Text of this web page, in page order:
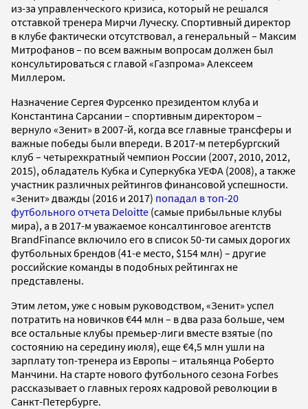
из-за управленческого кризиса, который не решался
отставкой тренера Мирчи Луческу. Спортивный директор
в клубе фактически отсутствовал, а генеральный – Максим
Митрофанов – по всем важным вопросам должен был
консультироваться с главой «Газпрома» Алексеем
Миллером.
Назначение Сергея Фурсенко президентом клуба и
Константина Сарсании – спортивным директором –
вернуло «Зенит» в 2007-й, когда все главные трансферы и
важные победы были впереди. В 2017-м петербургский
клуб – четырехкратный чемпион России (2007, 2010, 2012,
2015), обладатель Кубка и Суперкубка УЕФА (2008), а также
участник различных рейтингов финансовой успешности.
«Зенит» дважды (2016 и 2017) попадал в топ-20
футбольного отчета Deloitte (самые прибыльные клубы
мира), а в 2017-м уважаемое консалтинговое агентств
BrandFinance включило его в список 50-ти самых дорогих
футбольных брендов (41-е место, $154 млн) – другие
российские команды в подобных рейтингах не
представлены.
Этим летом, уже с новым руководством, «Зенит» успел
потратить на новичков €44 млн – в два раза больше, чем
все остальные клубы премьер-лиги вместе взятые (по
состоянию на середину июля), еще €4,5 млн ушли на
зарплату топ-тренера из Европы – итальянца Роберто
Манчини. На старте нового футбольного сезона Forbes
рассказывает о главных героях кадровой революции в
Санкт-Петербурге.